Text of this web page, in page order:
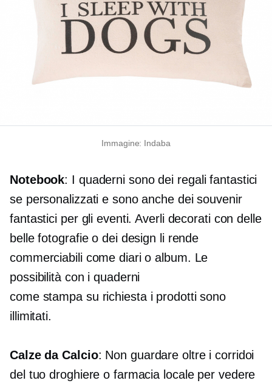
Immagine: Indaba
Notebook: I quaderni sono dei regali fantastici
se personalizzati e sono anche dei souvenir
fantastici per gli eventi. Averli decorati con delle
belle fotografie o dei design li rende
commerciabili come diari o album. Le
possibilità con i quaderni
come stampa su richiestai prodotti sono
illimitati.
Calze da Calcio: Non guardare oltre i corridoi
del tuo droghiere o farmacia locale per vedere